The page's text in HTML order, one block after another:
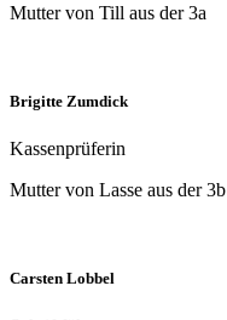
Mutter von Till aus der 3a
Brigitte Zumdick
Kassenprüferin
Mutter von Lasse aus der 3b
Carsten Lobbel